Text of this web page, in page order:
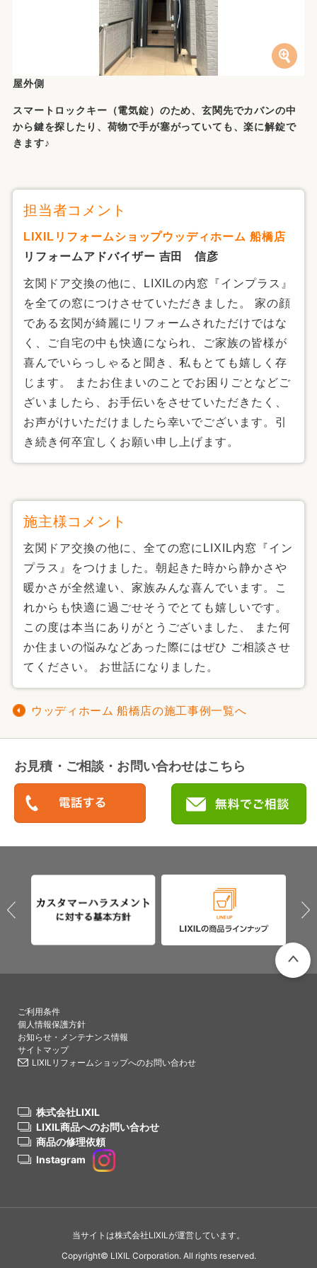
屋外側
スマートロックキー（電気錠）のため、玄関先でカバンの中
から鍵を探したり、荷物で手が塞がっていても、楽に解錠で
きます♪
担当者コメント
LIXILリフォームショップウッディホーム 船橋店
リフォームアドバイザー 吉田 信彦
玄関ドア交換の他に、LIXILの内窓『インプラス』
を全ての窓につけさせていただきました。 家の顔
である玄関が綺麗にリフォームされただけではな
く、ご自宅の中も快適になられ、ご家族の皆様が
喜んでいらっしゃると聞き、私もとても嬉しく存
じます。 またお住まいのことでお困りごとなどご
ざいましたら、お手伝いをさせていただきたく、
お声がけいただけましたら幸いでございます。引
き続き何卒宜しくお願い申し上げます。
施主様コメント
玄関ドア交換の他に、全ての窓にLIXIL内窓『イン
プラス』をつけました。朝起きた時から静かさや
暖かさが全然違い、家族みんな喜んでいます。こ
れからも快適に過ごせそうでとても嬉しいです。
この度は本当にありがとうございました、 また何
か住まいの悩みなどあった際にはぜひ ご相談させ
てください。 お世話になりました。
ウッディホーム 船橋店の施工事例一覧へ
お見積・ご相談・お問い合わせはこちら
ご利用条件
個人情報保護方針
お知らせ・メンテナンス情報
サイトマップ
LIXILリフォームショップへのお問い合わせ
株式会社LIXIL
LIXIL商品へのお問い合わせ
商品の修理依頼
Instagram
当サイトは株式会社LIXILが運営しています。
Copyright© LIXIL Corporation. All rights reserved.